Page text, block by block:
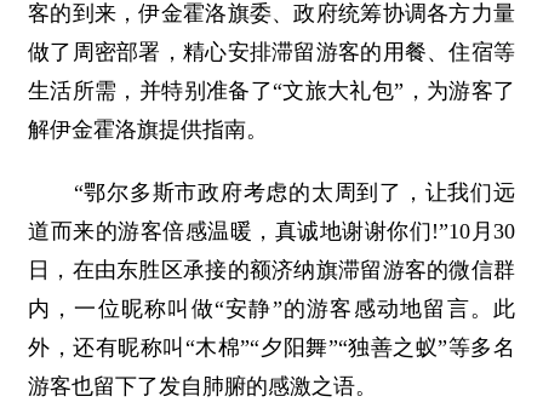
客的到来，伊金霍洛旗委、政府统筹协调各方力量
做了周密部署，精心安排滞留游客的用餐、住宿等
生活所需，并特别准备了“文旅大礼包”，为游客了
解伊金霍洛旗提供指南。
“鄂尔多斯市政府考虑的太周到了，让我们远
道而来的游客倍感温暖，真诚地谢谢你们!”10月30
日，在由东胜区承接的额济纳旗滞留游客的微信群
内，一位昵称叫做“安静”的游客感动地留言。此
外，还有昵称叫“木棉”“夕阳舞”“独善之蚁”等多名
游客也留下了发自肺腑的感激之语。